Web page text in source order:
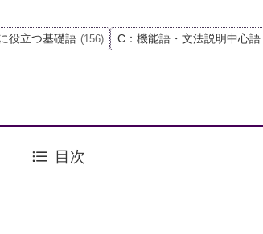
役立つ基礎語 (156) C：機能語・文法説明中心語
目次